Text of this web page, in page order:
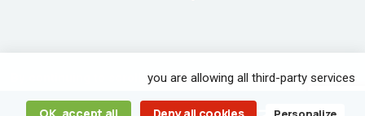
you are allowing all third-party services